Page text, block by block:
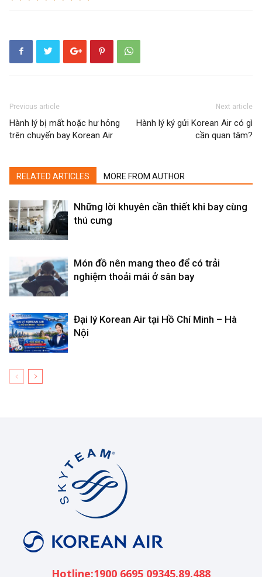
Previous article
Hành lý bị mất hoặc hư hỏng
trên chuyến bay Korean Air
Next article
Hành lý ký gửi Korean Air có gì
cần quan tâm?
RELATED ARTICLES MORE FROM AUTHOR
Những lời khuyên cần thiết khi bay cùng
thú cưng
Món đồ nên mang theo để có trải
nghiệm thoải mái ở sân bay
Đại lý Korean Air tại Hồ Chí Minh – Hà
Nội
Hotline:1900 6695 09345.89.488